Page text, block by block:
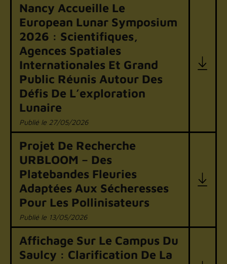
Nancy Accueille Le
European Lunar Symposium
2026 : Scientifiques,
Agences Spatiales
Internationales Et Grand
Public Réunis Autour Des
Défis De L’exploration
Lunaire
27/05/2026
Projet De Recherche
URBLOOM – Des
Platebandes Fleuries
Adaptées Aux Sécheresses
Pour Les Pollinisateurs
13/05/2026
Affichage Sur Le Campus Du
Saulcy : Clarification De La